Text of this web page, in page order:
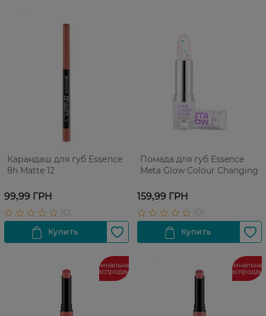
Карандаш для губ Еѕѕепсе
8h Matte 12
99,99 ГРН
Помада для губ Essence
Meta Glow Colour Changing
159,99 ГРН
Финальная
распродажа
Финальная